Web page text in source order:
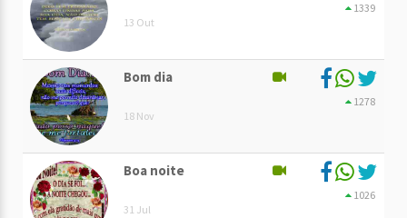
13 Out
1339
Bom dia
18 Nov
1278
Boa noite
31 Jul
1026